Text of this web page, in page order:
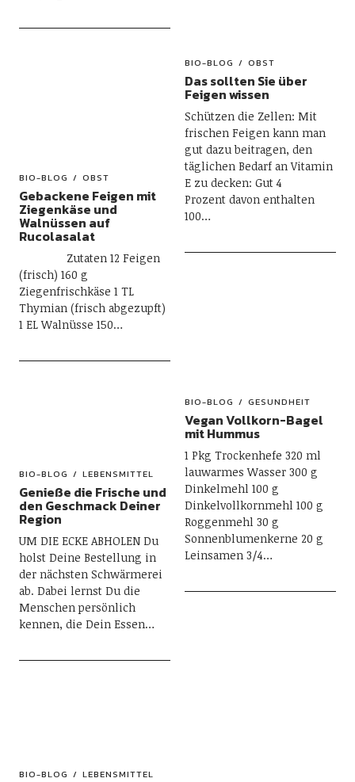
BIO-BLOG OBST
Das sollten Sie über
Feigen wissen
Schützen die Zellen: Mit
frischen Feigen kann man
gut dazu beitragen, den
täglichen Bedarf an Vitamin
E zu decken: Gut 4
Prozent davon enthalten
100…
BIO-BLOG OBST
Gebackene Feigen mit
Ziegenkäse und
Walnüssen auf
Rucolasalat
Zutaten 12 Feigen
(frisch) 160 g
Ziegenfrischkäse 1 TL
Thymian (frisch abgezupft)
1 EL Walnüsse 150…
BIO-BLOG GESUNDHEIT
Vegan Vollkorn-Bagel
mit Hummus
1 Pkg Trockenhefe 320 ml
lauwarmes Wasser 300 g
Dinkelmehl 100 g
Dinkelvollkornmehl 100 g
Roggenmehl 30 g
Sonnenblumenkerne 20 g
Leinsamen 3/4…
BIO-BLOG LEBENSMITTEL
Genieße die Frische und
den Geschmack Deiner
Region
UM DIE ECKE ABHOLEN Du
holst Deine Bestellung in
der nächsten Schwärmerei
ab. Dabei lernst Du die
Menschen persönlich
kennen, die Dein Essen…
BIO-BLOG LEBENSMITTEL